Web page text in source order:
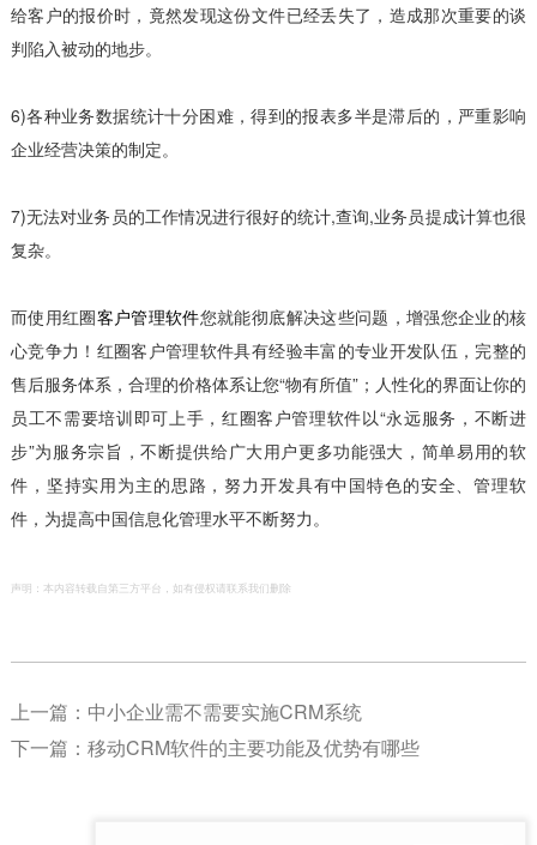
给客户的报价时，竟然发现这份文件已经丢失了，造成那次重要的谈
判陷入被动的地步。
6)各种业务数据统计十分困难，得到的报表多半是滞后的，严重影响
企业经营决策的制定。
7)无法对业务员的工作情况进行很好的统计,查询,业务员提成计算也很
复杂。
而使用红圈客户管理软件您就能彻底解决这些问题，增强您企业的核
心竞争力！红圈客户管理软件具有经验丰富的专业开发队伍，完整的
售后服务体系，合理的价格体系让您“物有所值”；人性化的界面让你的
员工不需要培训即可上手，红圈客户管理软件以“永远服务，不断进
步”为服务宗旨，不断提供给广大用户更多功能强大，简单易用的软
件，坚持实用为主的思路，努力开发具有中国特色的安全、管理软
件，为提高中国信息化管理水平不断努力。
声明：本内容转载自第三方平台，如有侵权请联系我们删除
上一篇： 中小企业需不需要实施CRM系统
下一篇： 移动CRM软件的主要功能及优势有哪些